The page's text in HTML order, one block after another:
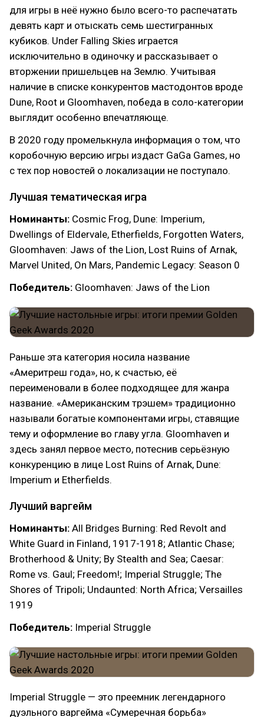
для игры в неё нужно было всего-то распечатать
девять карт и отыскать семь шестигранных
кубиков. Under Falling Skies играется
исключительно в одиночку и рассказывает о
вторжении пришельцев на Землю. Учитывая
наличие в списке конкурентов мастодонтов вроде
Dune, Root и Gloomhaven, победа в соло-категории
выглядит особенно впечатляюще.
В 2020 году промелькнула информация о том, что
коробочную версию игры издаст GaGa Games, но
с тех пор новостей о локализации не поступало.
Лучшая тематическая игра
Номинанты: Cosmic Frog, Dune: Imperium,
Dwellings of Eldervale, Etherfields, Forgotten Waters,
Gloomhaven: Jaws of the Lion, Lost Ruins of Arnak,
Marvel United, On Mars, Pandemic Legacy: Season 0
Победитель: Gloomhaven: Jaws of the Lion
Раньше эта категория носила название
«Америтреш года», но, к счастью, её
переименовали в более подходящее для жанра
название. «Американским трэшем» традиционно
называли богатые компонентами игры, ставящие
тему и оформление во главу угла. Gloomhaven и
здесь занял первое место, потеснив серьёзную
конкуренцию в лице Lost Ruins of Arnak, Dune:
Imperium и Etherfields.
Лучший варгейм
Номинанты: All Bridges Burning: Red Revolt and
White Guard in Finland, 1917-1918; Atlantic Chase;
Brotherhood & Unity; By Stealth and Sea; Caesar:
Rome vs. Gaul; Freedom!; Imperial Struggle; The
Shores of Tripoli; Undaunted: North Africa; Versailles
1919
Победитель: Imperial Struggle
Imperial Struggle — это преемник легендарного
дуэльного варгейма «Сумеречная борьба»